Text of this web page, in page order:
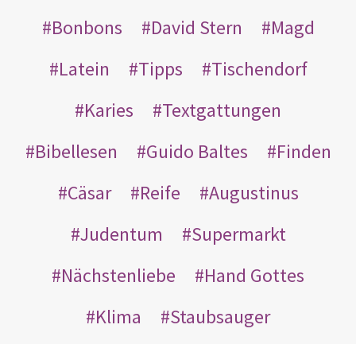
Bonbons
David Stern
Magd
Latein
Tipps
Tischendorf
Karies
Textgattungen
Bibellesen
Guido Baltes
Finden
Cäsar
Reife
Augustinus
Judentum
Supermarkt
Nächstenliebe
Hand Gottes
Klima
Staubsauger